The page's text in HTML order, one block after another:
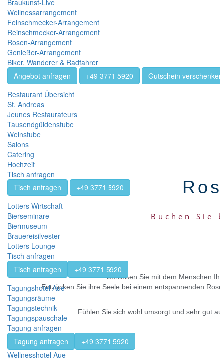
Braukunst-Live
Wellnessarrangement
Feinschmecker-Arrangement
Reinschmecker-Arrangement
Rosen-Arrangement
Genießer-Arrangement
Biker, Wanderer & Radfahrer
Angebot anfragen
+49 3771 5920
Gutschein
Restaurant Übersicht
St. Andreas
Jeunes Restaurateurs
Tausendgüldenstube
Weinstube
Salons
Catering
Hochzeit
Tisch anfragen
Tisch anfragen
+49 3771 5920
Lotters Wirtschaft
Bierseminare
Biermuseum
Brauereisilvester
Lotters Lounge
Tisch anfragen
Tisch anfragen
+49 3771 5920
Tagungshotel Aue
Tagungsräume
Tagungstechnik
Tagungspauschale
Tagung anfragen
Tagung anfragen
+49 3771 5920
Wellnesshotel Aue
Buchen Sie
Genießen Sie mit dem Menschen
Entzücken Sie ihre Seele bei einem entspannenden
Fühlen Sie sich wohl umsorgt und sehr gut